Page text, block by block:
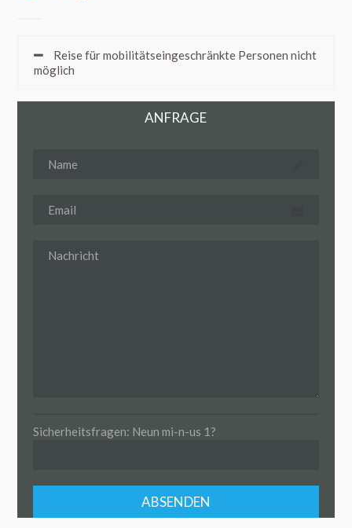
Reise für mobilitätseingeschränkte Personen nicht
möglich
ANFRAGE
Sicherheitsfragen: Neun mi-n-us 1?